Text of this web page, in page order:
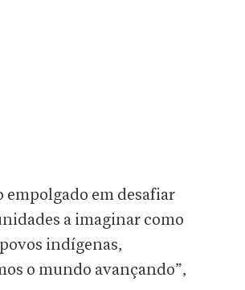
empolgado em desafiar
a imaginar como
indígenas,
o mundo avançando”,